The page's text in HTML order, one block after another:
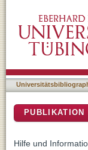
PUBLIKATION
Hilfe und